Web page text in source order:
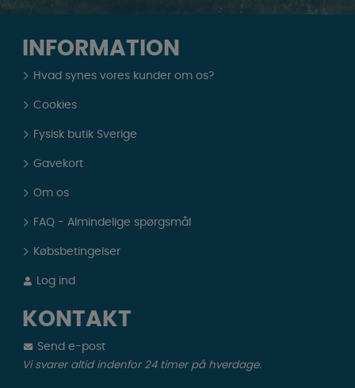
INFORMATION
Hvad synes vores kunder om os?
Cookies
Fysisk butik Sverige
Gavekort
Om os
FAQ - Almindelige spørgsmål
Købsbetingelser
Log ind
KONTAKT
Send e-post
Vi svarer altid indenfor 24 timer på hverdage.